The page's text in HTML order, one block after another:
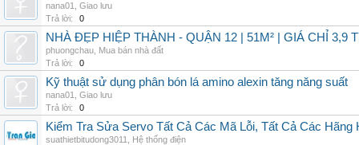
nana01
Giao lưu
Trả lời:
0
NHÀ ĐẸP HIỆP THÀNH - QUẬN 12 | 51M² | GIÁ CHỈ 3,9
phuongchau Mua bán nhà đất
Trả lời:
0
Kỹ thuật sử dụng phân bón lá amino alexin tăng năng suất
nana01
Giao lưu
Trả lời:
0
Kiểm Tra Sửa Servo Tất Cả Các Mã Lỗi, Tất Cả Các Hãng
suathietbitudong3011
Hệ thống điện